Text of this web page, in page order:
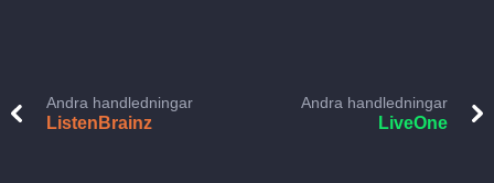
Andra handledningar
ListenBrainz
Andra handledningar
LiveOne